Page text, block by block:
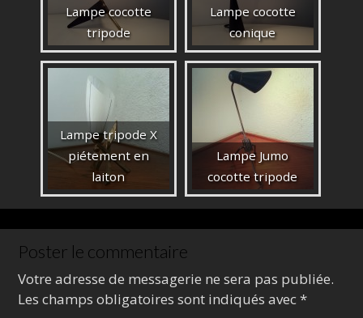
Lampe cocotte
tripode
Lampe cocotte
conique
Lampe tripode X
piétement en
laiton
Lampe Jumo
cocotte tripode
Poster le commentaire
Votre adresse de messagerie ne sera pas publiée.
Les champs obligatoires sont indiqués avec*